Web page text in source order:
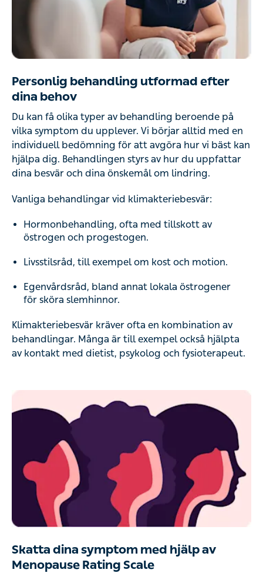
Personlig behandling utformad efter
dina behov
Du kan få olika typer av behandling beroende på
vilka symptom du upplever. Vi börjar alltid med en
individuell bedömning för att avgöra hur vi bäst kan
hjälpa dig. Behandlingen styrs av hur du uppfattar
dina besvär och dina önskemål om lindring.
Vanliga behandlingar vid klimakteriebesvär:
Hormonbehandling, ofta med tillskott av
östrogen och progestogen.
Livsstilsråd, till exempel om kost och motion.
Egenvårdsråd, bland annat lokala östrogener
för sköra slemhinnor.
Klimakteriebesvär kräver ofta en kombination av
behandlingar. Många är till exempel också hjälpta
av kontakt med dietist, psykolog och fysioterapeut.
Skatta dina symptom med hjälp av
Menopause Rating Scale